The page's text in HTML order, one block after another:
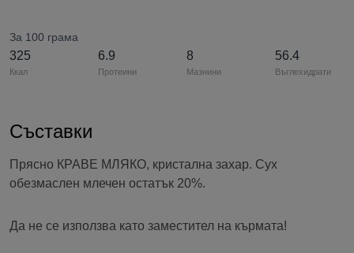
За 100 грама
325
Ккал
6.9
Протеини
8
Мазнини
56.4
Въглехидрати
Съставки
Прясно КРАВЕ МЛЯКО, кристална захар. Сух
обезмаслен млечен остатък 20%.
Да не се използва като заместител на кърмата!